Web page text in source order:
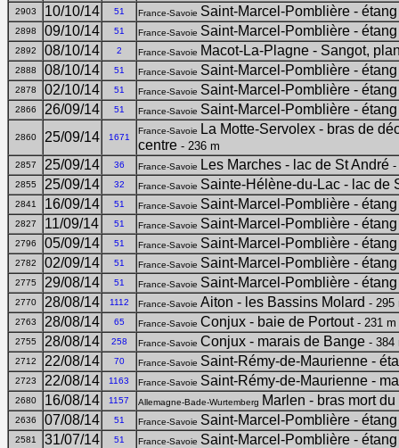
2903 10/10/14 51 France-Savoie Saint-Marcel-Pomblière -
2898 09/10/14 51 France-Savoie Saint-Marcel-Pomblière -
2892 08/10/14 2 France-Savoie Macot-La-Plagne - Sangot,
2888 08/10/14 51 France-Savoie Saint-Marcel-Pomblière -
2878 02/10/14 51 France-Savoie Saint-Marcel-Pomblière -
2866 26/09/14 51 France-Savoie Saint-Marcel-Pomblière -
2860 25/09/14 1671
France-Savoie
La Motte-Servolex - bras de
centre - 236 m
2857 25/09/14 36 France-Savoie Les Marches - lac de St André -
2855 25/09/14 32 France-Savoie Sainte-Hélène-du-Lac - lac de
2841 16/09/14 51 France-Savoie Saint-Marcel-Pomblière -
2827 11/09/14 51 France-Savoie Saint-Marcel-Pomblière -
2796 05/09/14 51 France-Savoie Saint-Marcel-Pomblière -
2782 02/09/14 51 France-Savoie Saint-Marcel-Pomblière -
2775 29/08/14 51 France-Savoie Saint-Marcel-Pomblière -
2770 28/08/14 1112 France-Savoie Aiton - les Bassins Molard - 295
2763 28/08/14 65 France-Savoie Conjux - baie de Portout- 231 m
2755 28/08/14 258 France-Savoie Conjux - marais de Bange - 384
2712 22/08/14 70 France-Savoie Saint-Rémy-de-Maurienne -
2723 22/08/14 1163 France-Savoie Saint-Rémy-de-Maurienne -
2680 16/08/14 1157 Allemagne-Bade-Wurtemberg Marlen - bras mort
2636 07/08/14 51 France-Savoie Saint-Marcel-Pomblière -
2581 31/07/14 51 France-Savoie Saint-Marcel-Pomblière -